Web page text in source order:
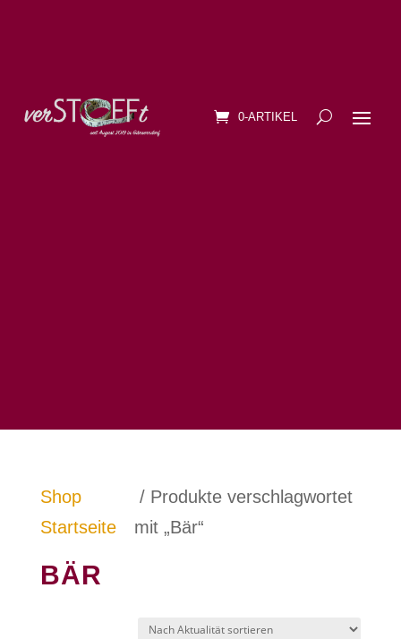
0-ARTIKEL
Shop
Startseite
/ Produkte verschlagwortet
mit „Bär“
BÄR